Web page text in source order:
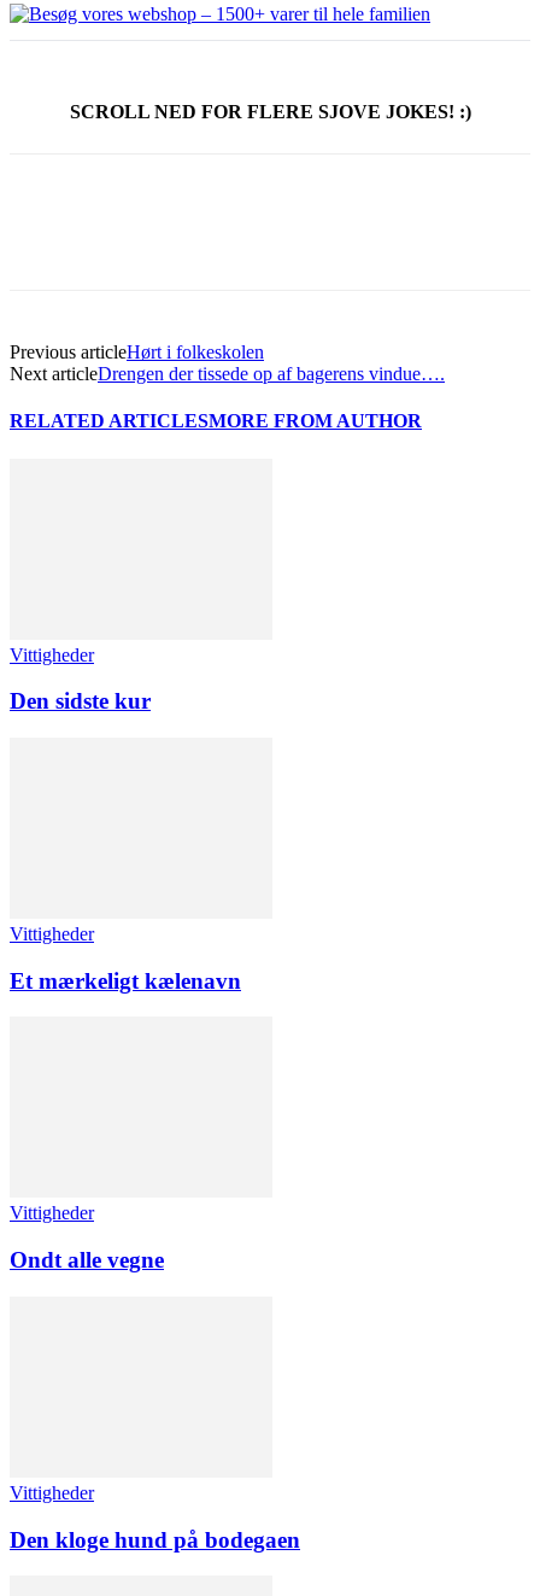
SCROLL NED FOR FLERE SJOVE JOKES! :)
Previous articleHørt i folkeskolen
Next articleDrengen der tissede op af bagerens vindue….
RELATED ARTICLESMORE FROM AUTHOR
Vittigheder
Den sidste kur
Vittigheder
Et mærkeligt kælenavn
Vittigheder
Ondt alle vegne
Vittigheder
Den kloge hund på bodegaen